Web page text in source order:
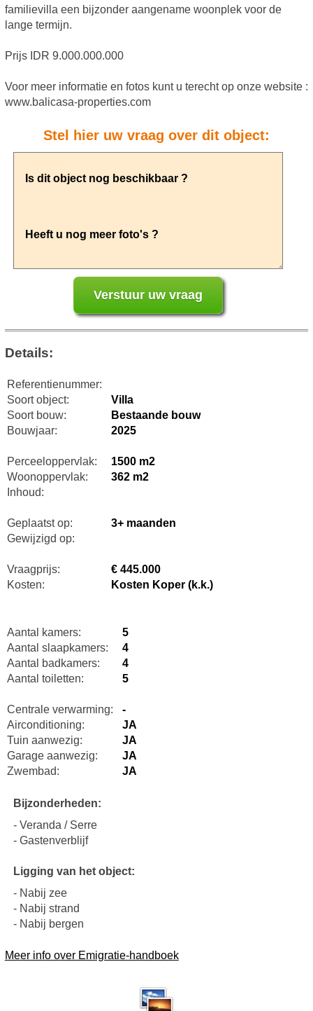
familievilla een bijzonder aangename woonplek voor de
lange termijn.
Prijs IDR 9.000.000.000
Voor meer informatie en fotos kunt u terecht op onze website :
www.balicasa-properties.com
Stel hier uw vraag over dit object:
Details:
Referentienummer:
Soort object:
Villa
Soort bouw:
Bestaande bouw
Bouwjaar:
2025
Perceeloppervlak:
1500 m2
Woonoppervlak:
362 m2
Inhoud:
Geplaatst op:
3+ maanden
Gewijzigd op:
Vraagprijs:
€ 445.000
Kosten:
Kosten Koper (k.k.)
Aantal kamers:
5
Aantal slaapkamers:
4
Aantal badkamers:
4
Aantal toiletten:
5
Centrale verwarming:
-
Airconditioning:
JA
Tuin aanwezig:
JA
Garage aanwezig:
JA
Zwembad:
JA
Bijzonderheden:
- Veranda / Serre
- Gastenverblijf
Ligging van het object:
- Nabij zee
- Nabij strand
- Nabij bergen
Meer info over Emigratie-handboek